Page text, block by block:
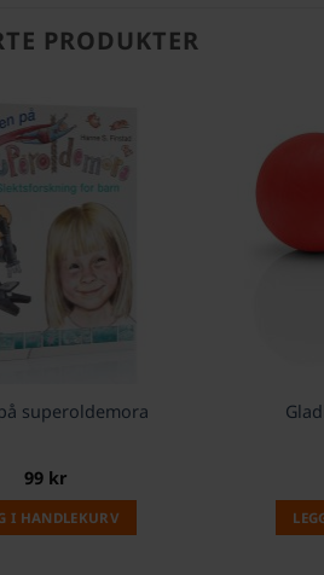
PRODUKTER
superoldemora
99 kr
I HANDLEKURV